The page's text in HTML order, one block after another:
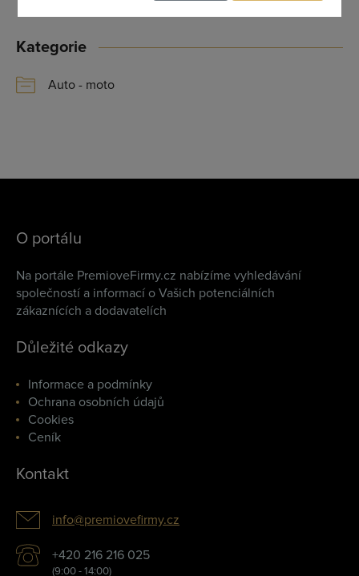
Kategorie
Auto - moto
O portálu
Na portále PremioveFirmy.cz nabízíme vyhledávání
společností a informací o Vašich potenciálních
zákaznících a dodavatelích
Důležité odkazy
Informace a podmínky
Ochrana osobních údajů
Cookies
Ceník
Kontakt
info@premiovefirmy.cz
+420 216 216 025
(9:00 - 14:00)
Maximální zviditelnění ve výpisu firem
Profesionální přístup k Vám i Vaší firmě
Vždy aktuální prezentace Vaší firmy